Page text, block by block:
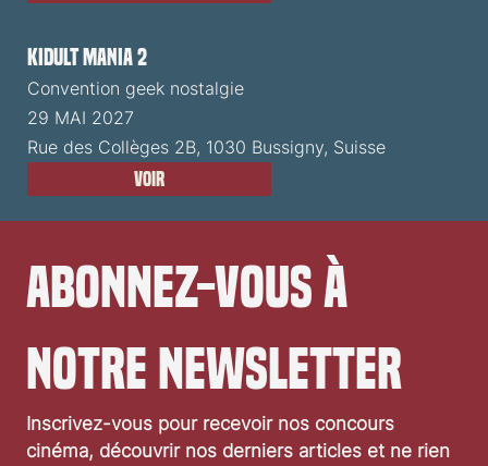
Kidult Mania 2
Convention geek nostalgie
29 MAI 2027
Rue des Collèges 2B, 1030 Bussigny, Suisse
Voir
Abonnez-vous à
notre newsletter
Inscrivez-vous pour recevoir nos concours
cinéma, découvrir nos derniers articles et ne rien